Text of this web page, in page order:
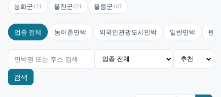
봉화군121 울진군221 울릉군167
업종 전체 농어촌민박 외국인관광도시민박 일반민박 펜션
검색